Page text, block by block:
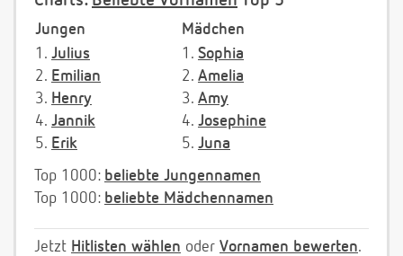
Jungen
Mädchen
1. Julius
2. Emilian
3. Henry
4. Jannik
5. Erik
1. Sophia
2. Amelia
3. Amy
4. Josephine
5. Juna
Top 1000: beliebte Jungennamen
Top 1000: beliebte Mädchennamen
Jetzt Hitlisten wählen oder Vornamen bewerten.